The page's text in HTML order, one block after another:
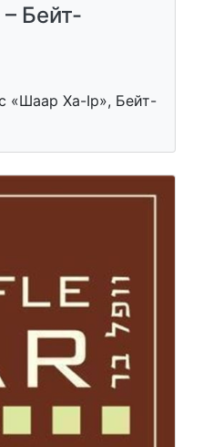
– Бейт-
«Шаар Ха-Ір», Бейт-